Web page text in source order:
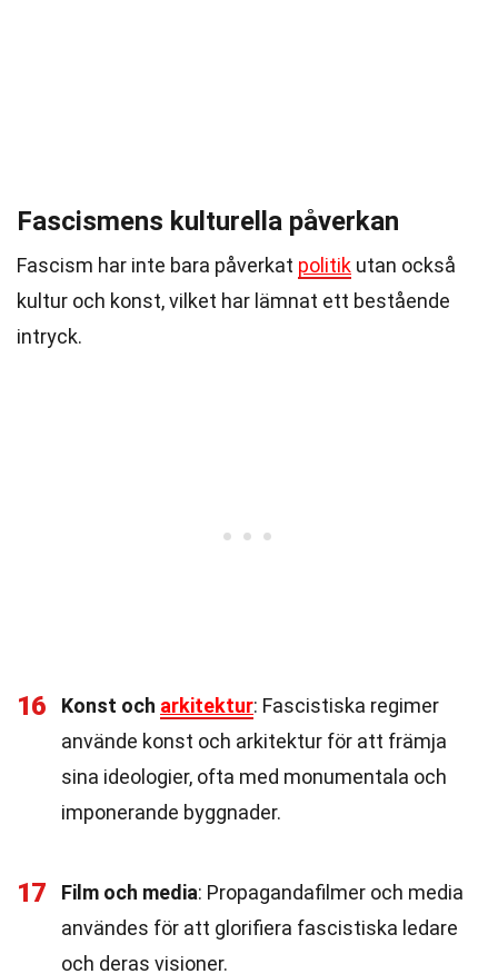
Fascismens kulturella påverkan
Fascism har inte bara påverkat politik utan också
kultur och konst, vilket har lämnat ett bestående
intryck.
16 Konst och arkitektur: Fascistiska regimer
använde konst och arkitektur för att främja
sina ideologier, ofta med monumentala och
imponerande byggnader.
17 Film och media: Propagandafilmer och media
användes för att glorifiera fascistiska ledare
och deras visioner.